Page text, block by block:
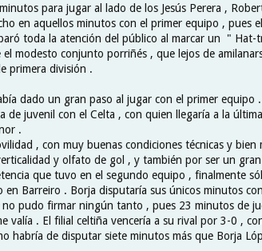
para jugar al lado de los Jesús Perera ,
en aquellos minutos con el primer equipo , pues
toda la atención del público al marcar un " Hat-
modesto conjunto porriñés , que lejos de
primera división .
dado un gran paso al jugar con el primer equipo
de juvenil con el Celta , con quien llegaría a la
.
, con muy buenas condiciones técnicas y bien
y olfato de gol , y también por ser un
que tuvo en el segundo equipo , finalmente
en Barreiro . Borja disputaría sus únicos minutos
no pudo firmar ningún tanto , pues 23 minutos de
valía . El filial celtiña vencería a su rival por 3-0 ,
habría de disputar siete minutos más que Borja